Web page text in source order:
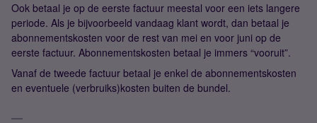
Ook betaal je op de eerste factuur meestal voor een iets langere
periode. Als je bijvoorbeeld vandaag klant wordt, dan betaal je
abonnementskosten voor de rest van mei en voor juni op de
eerste factuur. Abonnementskosten betaal je immers “vooruit”.
Vanaf de tweede factuur betaal je enkel de abonnementskosten
en eventuele (verbruiks)kosten buiten de bundel.